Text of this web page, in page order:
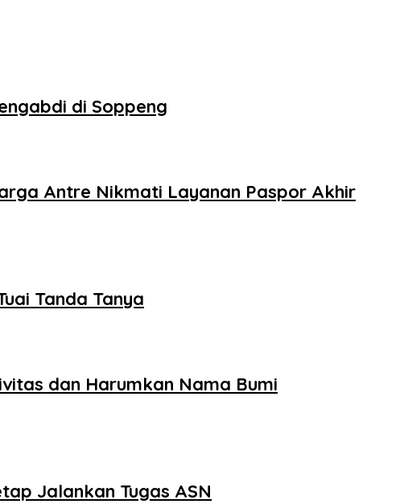
di Soppeng
Antre Nikmati Layanan Paspor Akhir
Tanda Tanya
dan Harumkan Nama Bumi
Jalankan Tugas ASN